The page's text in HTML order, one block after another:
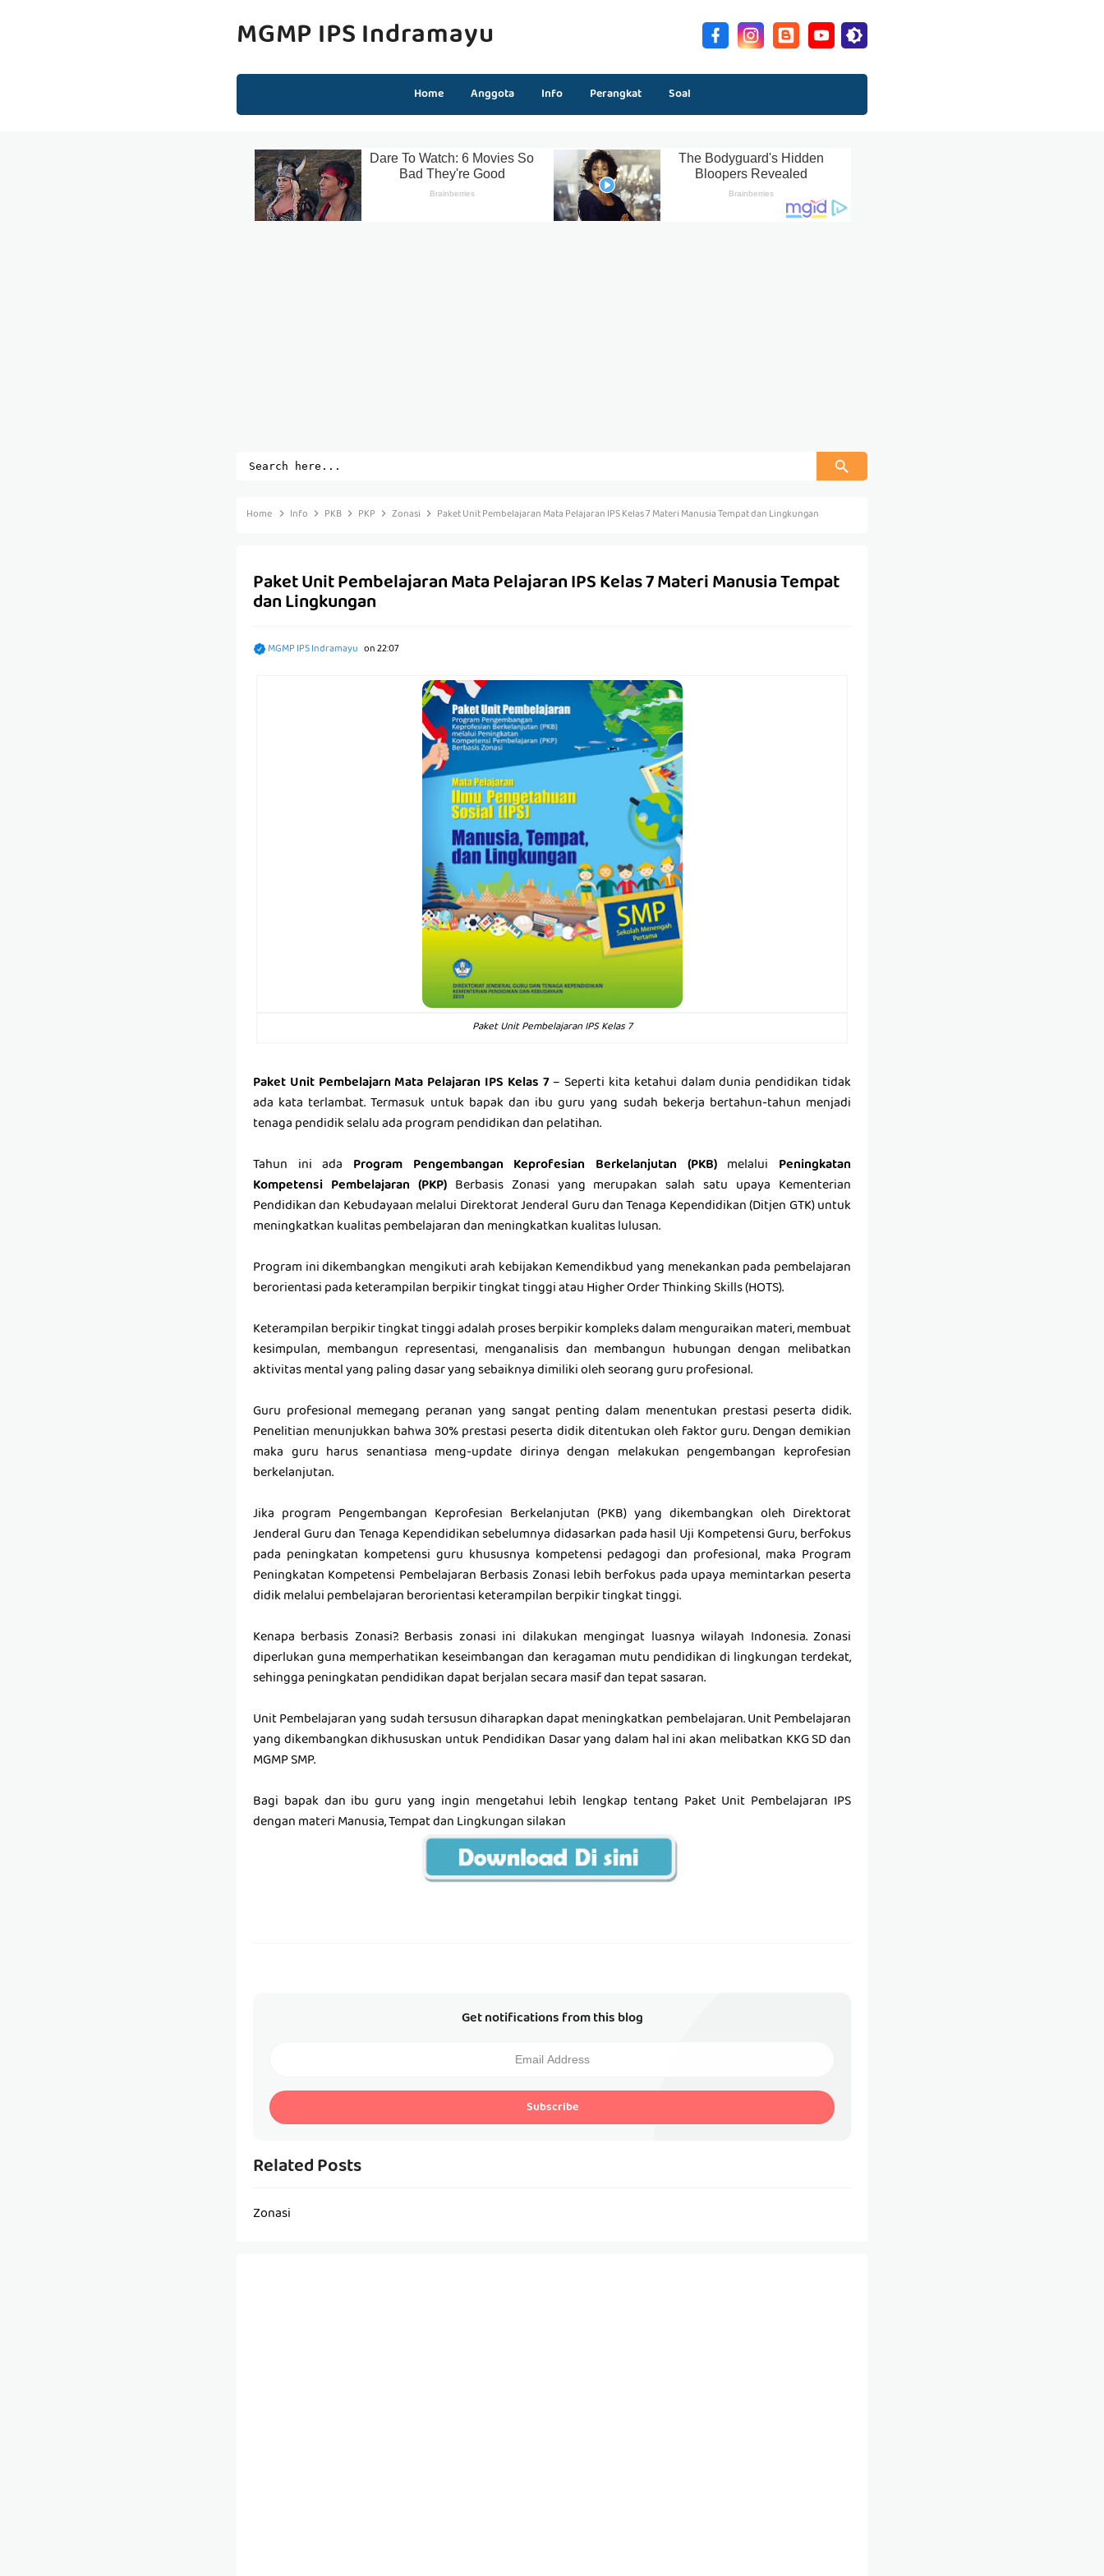
MGMP IPS Indramayu
Home Anggota Info Perangkat Soal
Home Info PKB PKP Zonasi Paket Unit Pembelajaran Mata Pelajaran IPS Kelas 7 Materi Manusia Tempat dan Lingkungan
Paket Unit Pembelajaran Mata Pelajaran IPS Kelas 7 Materi Manusia Tempat
dan Lingkungan
MGMP IPS Indramayu on22:07
Paket Unit Pembelajaran IPS Kelas 7
Paket Unit Pembelajarn Mata Pelajaran IPS Kelas 7– Seperti kita ketahui dalam dunia pendidikan tidak
ada kata terlambat. Termasuk untuk bapak dan ibu guru yang sudah bekerja bertahun-tahun menjadi
tenaga pendidik selalu ada program pendidikan dan pelatihan.
Tahun ini ada Program Pengembangan Keprofesian Berkelanjutan (PKB)melalui Peningkatan
Kompetensi Pembelajaran (PKP)Berbasis Zonasi yang merupakan salah satu upaya Kementerian
Pendidikan dan Kebudayaan melalui Direktorat Jenderal Guru dan Tenaga Kependidikan (Ditjen GTK) untuk
meningkatkan kualitas pembelajaran dan meningkatkan kualitas lulusan.
Program ini dikembangkan mengikuti arah kebijakan Kemendikbud yang menekankan pada pembelajaran
berorientasi pada keterampilan berpikir tingkat tinggi atau Higher Order Thinking Skills (HOTS).
Keterampilan berpikir tingkat tinggi adalah proses berpikir kompleks dalam menguraikan materi, membuat
kesimpulan, membangun representasi, menganalisis dan membangun hubungan dengan melibatkan
aktivitas mental yang paling dasar yang sebaiknya dimiliki oleh seorang guru profesional.
Guru profesional memegang peranan yang sangat penting dalam menentukan prestasi peserta didik.
Penelitian menunjukkan bahwa 30% prestasi peserta didik ditentukan oleh faktor guru. Dengan demikian
maka guru harus senantiasa meng-update dirinya dengan melakukan pengembangan keprofesian
berkelanjutan.
Jika program Pengembangan Keprofesian Berkelanjutan (PKB) yang dikembangkan oleh Direktorat
Jenderal Guru dan Tenaga Kependidikan sebelumnya didasarkan pada hasil Uji Kompetensi Guru, berfokus
pada peningkatan kompetensi guru khususnya kompetensi pedagogi dan profesional, maka Program
Peningkatan Kompetensi Pembelajaran Berbasis Zonasi lebih berfokus pada upaya memintarkan peserta
didik melalui pembelajaran berorientasi keterampilan berpikir tingkat tinggi.
Kenapa berbasis Zonasi?. Berbasis zonasi ini dilakukan mengingat luasnya wilayah Indonesia. Zonasi
diperlukan guna memperhatikan keseimbangan dan keragaman mutu pendidikan di lingkungan terdekat,
sehingga peningkatan pendidikan dapat berjalan secara masif dan tepat sasaran.
Unit Pembelajaran yang sudah tersusun diharapkan dapat meningkatkan pembelajaran. Unit Pembelajaran
yang dikembangkan dikhususkan untuk Pendidikan Dasar yang dalam hal ini akan melibatkan KKG SD dan
MGMP SMP.
Bagi bapak dan ibu guru yang ingin mengetahui lebih lengkap tentang Paket Unit Pembelajaran IPS
dengan materi Manusia, Tempat dan Lingkungan silakan
Get notifications from this blog
Subscribe
Related Posts
Zonasi